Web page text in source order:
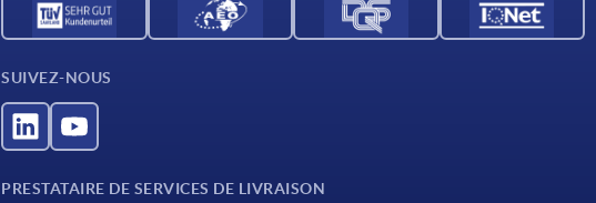
SUIVEZ-NOUS
PRESTATAIRE DE SERVICES DE LIVRAISON